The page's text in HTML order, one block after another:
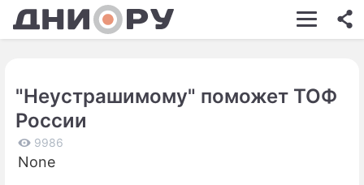
ШОУ-БИЗНЕС
КИНО
"Неустрашимому" поможет ТОФ
России
9986
None